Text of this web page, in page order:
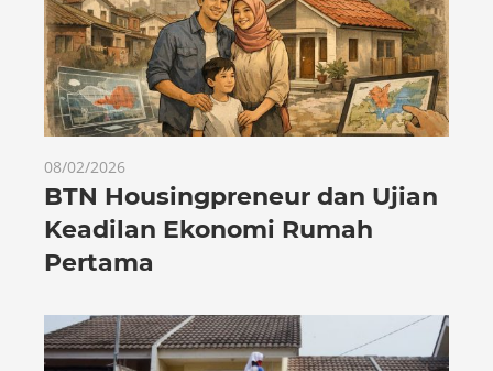
08/02/2026
BTN Housingpreneur dan Ujian
Keadilan Ekonomi Rumah
Pertama